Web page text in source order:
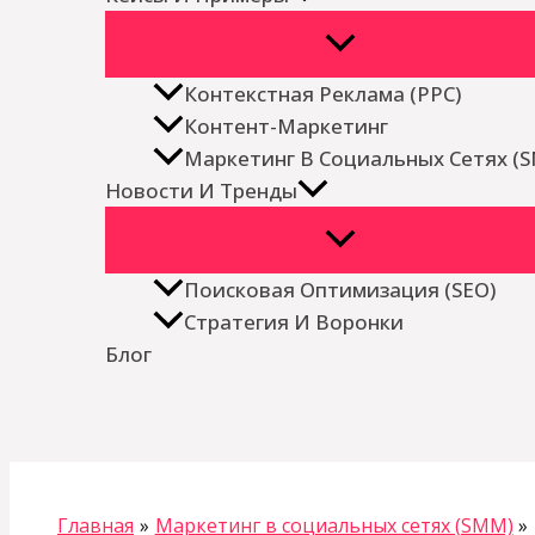
Контекстная Реклама (PPC)
Контент-Маркетинг
Маркетинг В Социальных Сетях
Новости И Тренды
Поисковая Оптимизация (SEO)
Стратегия И Воронки
Блог
Главная Маркетинг в социальных сетях (SMM)